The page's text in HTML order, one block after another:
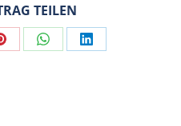
TEILEN
Share Share Share